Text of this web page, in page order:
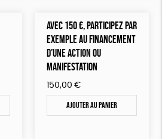
AVEC 150 €, PARTICIPEZ PAR
EXEMPLE AU FINANCEMENT
D’UNE ACTION OU
MANIFESTATION
150,00 €
Ajouter au panier